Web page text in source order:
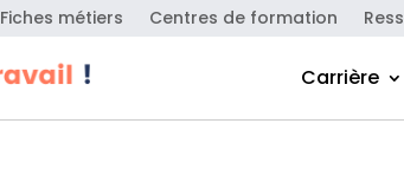
Fiches métiers Centres de formation
Carrière